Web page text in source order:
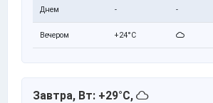
Днем - -
Вечером +24°C
Завтра, Вт: +29°C,